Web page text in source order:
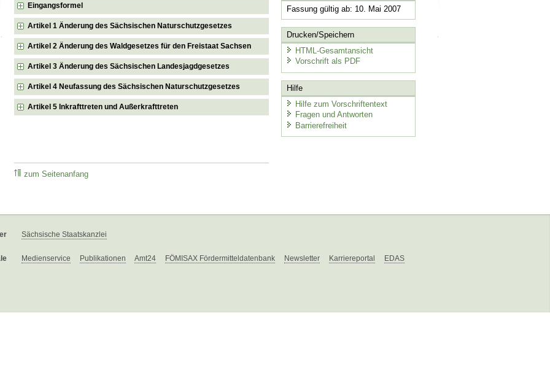
Eingangsformel
Artikel 1 Änderung des Sächsischen Naturschutzgesetzes
Artikel 2 Änderung des Waldgesetzes für den Freistaat Sachsen
Artikel 3 Änderung des Sächsischen Landesjagdgesetzes
Artikel 4 Neufassung des Sächsischen Naturschutzgesetzes
Artikel 5 Inkrafttreten und Außerkrafttreten
zum Seitenanfang
Fassung gültig ab: 10. Mai 2007
Drucken/Speichern
HTML-Gesamtansicht
Vorschrift als PDF
Hilfe
Hilfe zum Vorschriftentext
Fragen und Antworten
Barrierefreiheit
Sächsische Staatskanzlei
Medienservice Publikationen Amt24 FÖMISAX Fördermitteldatenbank Newsletter Karriereportal EDAS